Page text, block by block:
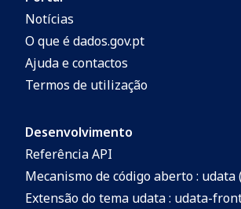
Notícias
O que é dados.gov.pt
Ajuda e contactos
Termos de utilização
Desenvolvimento
Referência API
Mecanismo de código aberto : udata
Extensão do tema udata : udata-